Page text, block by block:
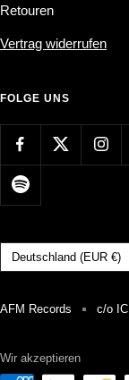
Retouren
Vertrag widerrufen
FOLGE UNS
Land/Region Deutschland (EUR €)
AFM Records c/o
Wir akzeptieren